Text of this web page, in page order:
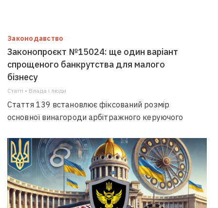
Законодавство
Законопроєкт №15024: ще один варіант
спрощеного банкрутства для малого
бізнесу
Статті • Влада i люди
Стаття 139 встановлює фіксований розмір
основної винагороди арбітражного керуючого